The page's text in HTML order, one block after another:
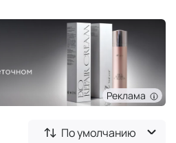
Реклама
По умолчанию